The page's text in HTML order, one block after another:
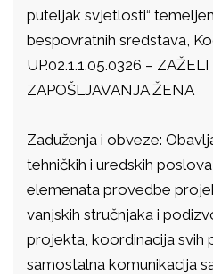
puteljak svjetlosti“
bespovratnih sredstava,
UP.02.1.1.05.0326 –
ZAPOŠLJAVANJA ŽENA
Zaduženja i obveze:
tehničkih i uredskih
elemenata provedbe
vanjskih stručnjaka i
projekta, koordinacija svih
samostalna komunikacija